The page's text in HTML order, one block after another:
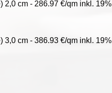
2,0 cm - 286.97 €/qm inkl. 19%
3,0 cm - 386.93 €/qm inkl. 19%